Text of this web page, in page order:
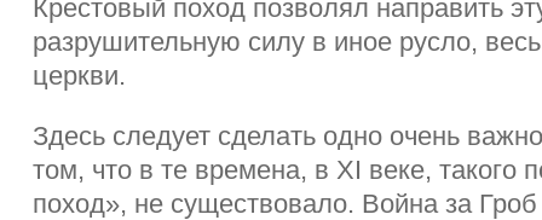
Крестовый поход позволял направить
разрушительную силу в иное русло,
церкви.
Здесь следует сделать одно очень
том, что в те времена, в XI веке, такого
поход», не существовало. Война за